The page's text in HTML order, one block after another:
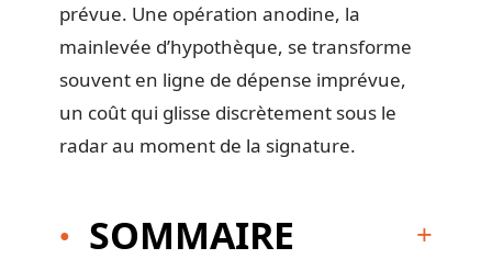
prévue. Une opération anodine, la
mainlevée d’hypothèque, se transforme
souvent en ligne de dépense imprévue,
un coût qui glisse discrètement sous le
radar au moment de la signature.
SOMMAIRE